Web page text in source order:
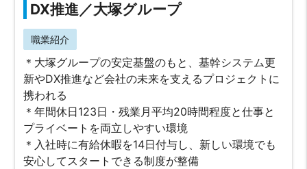
DX推進／大塚グループ
職業紹介
＊大塚グループの安定基盤のもと、基幹システム更
新やDX推進など会社の未来を支えるプロジェクトに
携われる
＊年間休日123日・残業月平均20時間程度と仕事と
プライベートを両立しやすい環境
＊入社時に有給休暇を14日付与し、新しい環境でも
安心してスタートできる制度が整備